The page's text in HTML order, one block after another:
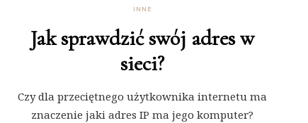
INNE
Jak sprawdzić swój adres w
sieci?
Czy dla przeciętnego użytkownika internetu ma
znaczenie jaki adres IP ma jego komputer?